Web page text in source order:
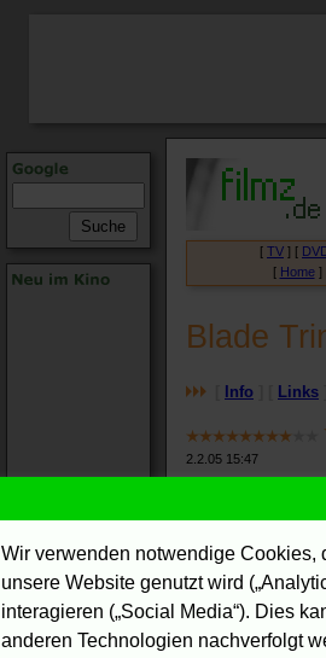
[ TV ] [
[ Home]
Blade
Info Links
2.2.05 15:47
Wer einen
Wer
ausdiskutiert
Lehrer sind faul
Wir verwenden notwendige Cookies,
unsere Website genutzt wird
interagieren („Social Media“). Dies
anderen Technologien nachverfolgt